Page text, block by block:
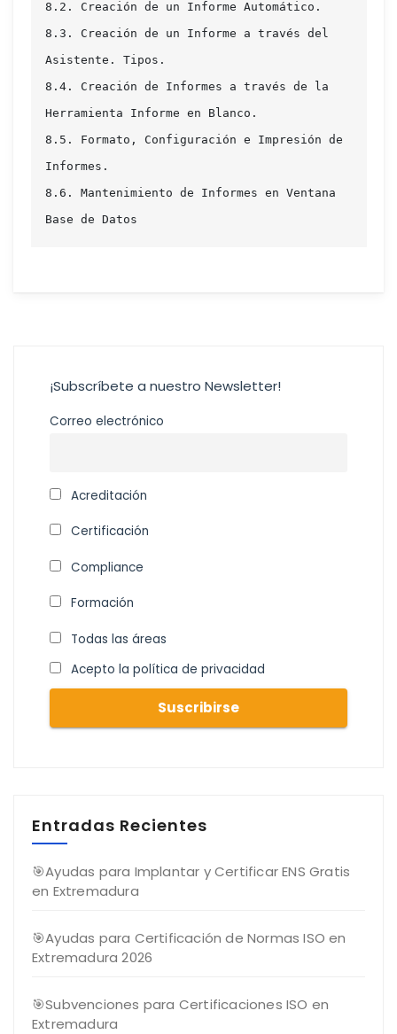
8.2. Creación de un Informe Automático.
8.3. Creación de un Informe a través del
Asistente. Tipos.
8.4. Creación de Informes a través de la
Herramienta Informe en Blanco.
8.5. Formato, Configuración e Impresión de
Informes.
8.6. Mantenimiento de Informes en Ventana
Base de Datos
¡Subscríbete a nuestro Newsletter!
Correo electrónico
Acreditación
Certificación
Compliance
Formación
Todas las áreas
Acepto la política de privacidad
Entradas Recientes
🎯Ayudas para Implantar y Certificar ENS Gratis
en Extremadura
🎯Ayudas para Certificación de Normas ISO en
Extremadura 2026
🎯Subvenciones para Certificaciones ISO en
Extremadura